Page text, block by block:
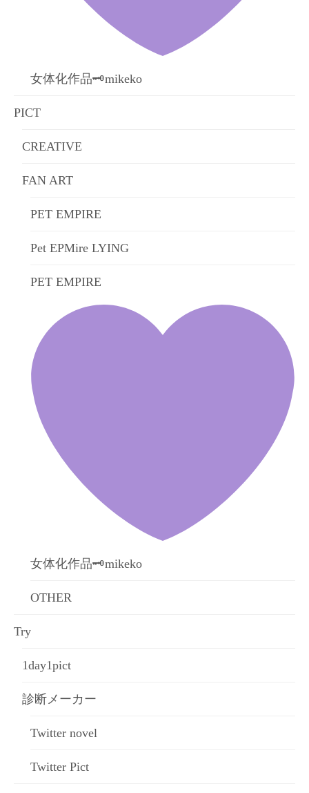
女体化作品🗝mikeko
PICT
CREATIVE
FAN ART
PET EMPIRE
Pet EPMire LYING
PET EMPIRE
女体化作品🗝mikeko
OTHER
Try
1day1pict
診断メーカー
Twitter novel
Twitter Pict